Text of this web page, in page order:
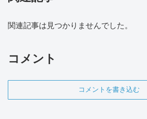
関連記事は見つかりませんでした。
コメント
コメントを書き込む